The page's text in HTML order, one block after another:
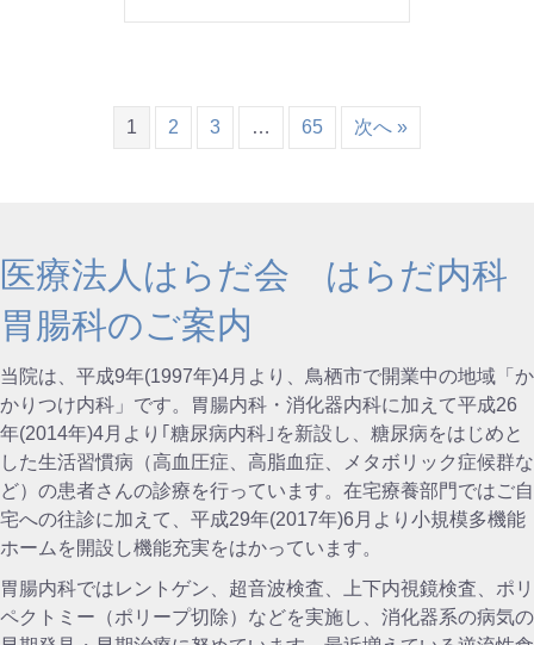
1 2 3 … 65 次へ »
医療法人はらだ会 はらだ内科
胃腸科のご案内
当院は、平成9年(1997年)4月より、鳥栖市で開業中の地域「か
かりつけ内科」です。胃腸内科・消化器内科に加えて平成26
年(2014年)4月より｢糖尿病内科｣を新設し、糖尿病をはじめと
した生活習慣病（高血圧症、高脂血症、メタボリック症候群な
ど）の患者さんの診療を行っています。在宅療養部門ではご自
宅への往診に加えて、平成29年(2017年)6月より小規模多機能
ホームを開設し機能充実をはかっています。
胃腸内科ではレントゲン、超音波検査、上下内視鏡検査、ポリ
ペクトミー（ポリープ切除）などを実施し、消化器系の病気の